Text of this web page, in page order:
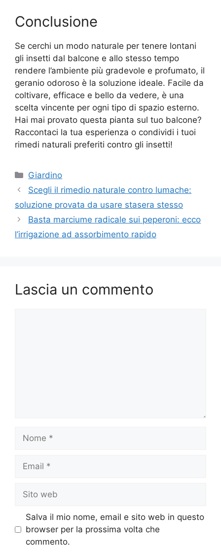
Conclusione
Se cerchi un modo naturale per tenere lontani
gli insetti dal balcone e allo stesso tempo
rendere l’ambiente più gradevole e profumato, il
geranio odoroso è la soluzione ideale. Facile da
coltivare, efficace e bello da vedere, è una
scelta vincente per ogni tipo di spazio esterno.
Hai mai provato questa pianta sul tuo balcone?
Raccontaci la tua esperienza o condividi i tuoi
rimedi naturali preferiti contro gli insetti!
Categorie
Giardino
Scegli il rimedio naturale contro lumache:
soluzione provata da usare stasera stesso
Basta marciume radicale sui peperoni: ecco
l’irrigazione ad assorbimento rapido
Lascia un commento
Nome
Email
Sito
web
Salva il mio nome, email e sito web in questo
browser per la prossima volta che
commento.